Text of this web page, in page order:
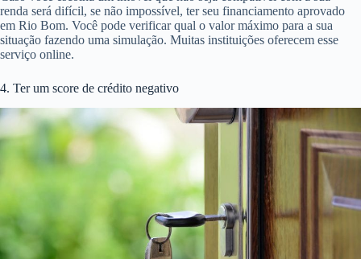
renda será difícil, se não impossível, ter seu financiamento aprovado
em Rio Bom. Você pode verificar qual o valor máximo para a sua
situação fazendo uma simulação. Muitas instituições oferecem esse
serviço online.
4. Ter um score de crédito negativo